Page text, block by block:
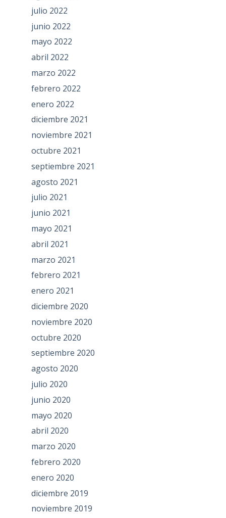
julio 2022
junio 2022
mayo 2022
abril 2022
marzo 2022
febrero 2022
enero 2022
diciembre 2021
noviembre 2021
octubre 2021
septiembre 2021
agosto 2021
julio 2021
junio 2021
mayo 2021
abril 2021
marzo 2021
febrero 2021
enero 2021
diciembre 2020
noviembre 2020
octubre 2020
septiembre 2020
agosto 2020
julio 2020
junio 2020
mayo 2020
abril 2020
marzo 2020
febrero 2020
enero 2020
diciembre 2019
noviembre 2019